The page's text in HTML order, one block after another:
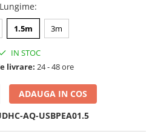
Lungime:
1.5m 3m
IN STOC
livrare: 24 - 48 ore
ADAUGA IN COS
AQ-USBPEA01.5